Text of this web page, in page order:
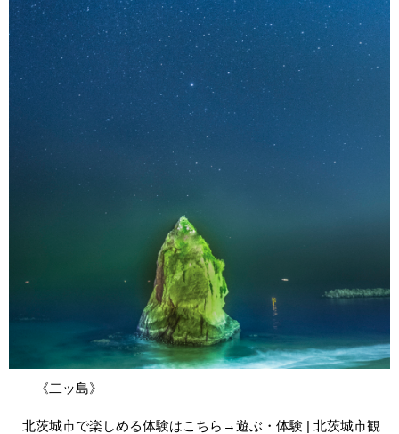
《二ッ島》
北茨城市で楽しめる体験はこちら→遊ぶ・体験 | 北茨城市観